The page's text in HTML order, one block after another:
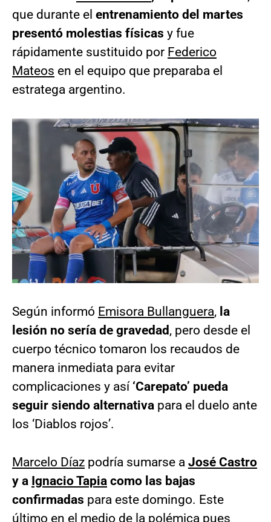
que durante el entrenamiento del martes
presentó molestias físicas y fue
rápidamente sustituido por Federico
Mateos en el equipo que preparaba el
estratega argentino.
Según informó Emisora Bullanguera, la
lesión no sería de gravedad , pero desde el
cuerpo técnico tomaron los recaudos de
manera inmediata para evitar
complicaciones y así ‘Carepato’ pueda
seguir siendo alternativa para el duelo ante
los ‘Diablos rojos’.
Marcelo Díaz podría sumarse a José Castro
y a Ignacio Tapia como las bajas
confirmadas para este domingo. Este
último en el medio de la polémica pues